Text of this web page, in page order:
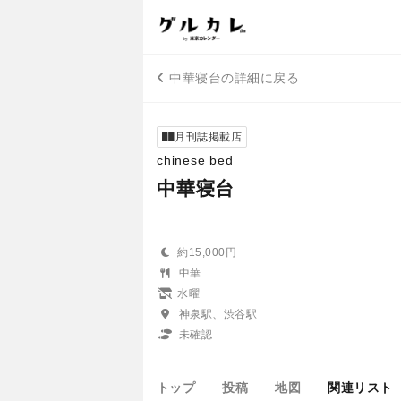
中華寝台の詳細に戻る
月刊誌掲載店
chinese bed
中華寝台
約15,000円
中華
水曜
神泉駅、渋谷駅
未確認
トップ 投稿 地図 関連リスト